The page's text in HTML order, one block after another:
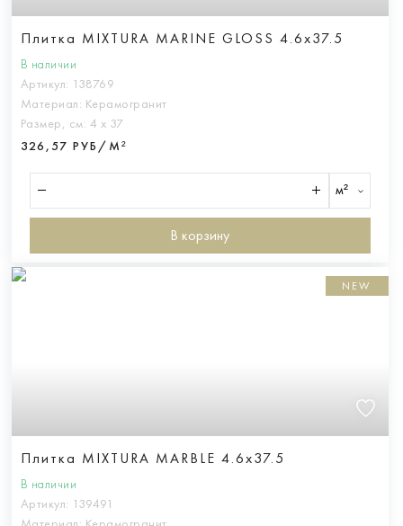
Плитка MIXTURA MARINE GLOSS 4.6x37.5
В наличии
Артикул: 138769
Материал: Керамогранит
Размер, см: 4 х 37
326,57 РУБ/М²
м²
В корзину
NEW
Плитка MIXTURA MARBLE 4.6x37.5
В наличии
Артикул: 139491